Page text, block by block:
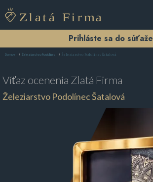
Prihláste sa do súťaže
Domov Železiarstvo Podolínec Železiarstvo Podolínec Šatalová
Víťaz ocenenia Zlatá Firma
Železiarstvo Podolínec Šatalová